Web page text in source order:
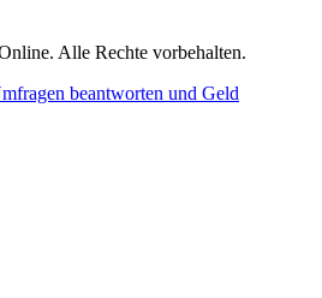
Alle Rechte vorbehalten.